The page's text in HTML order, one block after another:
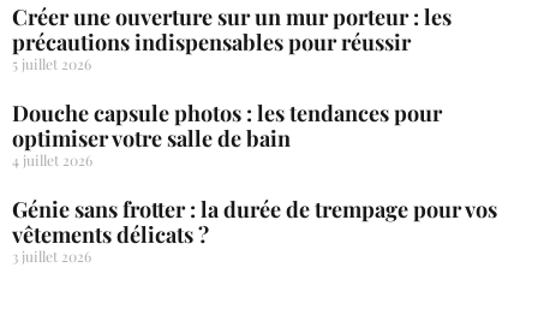
Créer une ouverture sur un mur porteur : les
précautions indispensables pour réussir
5 juillet 2026
Douche capsule photos : les tendances pour
optimiser votre salle de bain
4 juillet 2026
Génie sans frotter : la durée de trempage pour vos
vêtements délicats ?
3 juillet 2026